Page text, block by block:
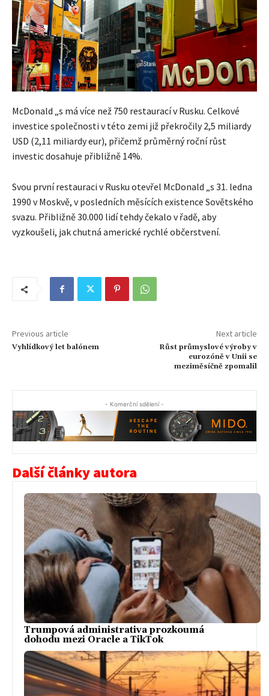
McDonald „s má více než 750 restaurací v Rusku. Celkové
investice společnosti v této zemi již překročily 2,5 miliardy
USD (2,11 miliardy eur), přičemž průměrný roční růst
investic dosahuje přibližně 14%.
Svou první restauraci v Rusku otevřel McDonald „s 31. ledna
1990 v Moskvě, v posledních měsících existence Sovětského
svazu. Přibližně 30.000 lidí tehdy čekalo v řadě, aby
vyzkoušeli, jak chutná americké rychlé občerstvení.
Previous article
Vyhlídkový let balónem
Next article
Růst průmyslové výroby v
eurozóně v Unii se
meziměsíčně zpomalil
- Komerční sdělení -
Další články autora
Trumpová administrativa prozkoumá
dohodu mezi Oracle a TikTok